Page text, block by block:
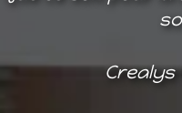
Crealys